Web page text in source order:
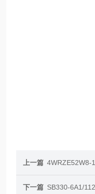
上一篇 4WRZE52W8-
下一篇 SB330-6A1/